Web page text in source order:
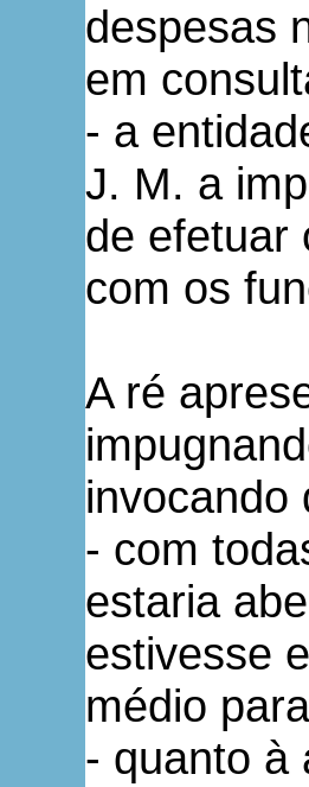
despesas
em
- a
J. M. a
de efetuar
com os
A ré
invocando
- com
estaria
estivesse
médio
- quanto à